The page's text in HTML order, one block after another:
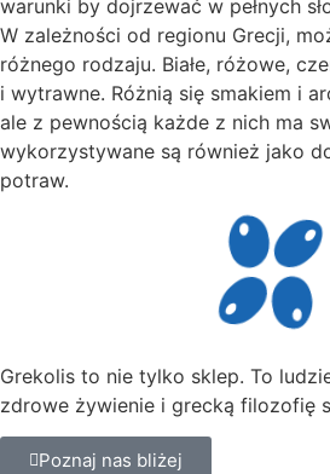
warunki by dojrzewać w pełnych
W zależności od regionu Grecji,
różnego rodzaju. Białe, różowe,
i wytrawne. Różnią się smakiem i
ale z pewnością każde z nich ma
wykorzystywane są również jako
potraw.
Grekolis to nie tylko sklep. To
zdrowe żywienie i grecką filozofię
Poznaj nas bliżej